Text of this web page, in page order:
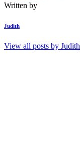
Written by
Judith
View all posts by Judith